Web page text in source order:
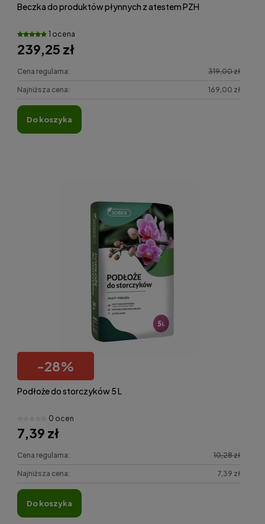
Beczka do produktów płynnych z atestem PZH
1 ocena
239,25 zł
Cena regularna: 319,00 zł
Najniższa cena: 169,00 zł
do koszyka
-28%
Podłoże do storczyków 5 L
0 ocen
7,39 zł
Cena regularna: 10,28 zł
Najniższa cena: 7,39 zł
do koszyka